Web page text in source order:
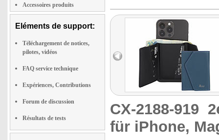
Accessoires produits
Eléments de support:
Téléchargement de notices,
pilotes, vidéos
FAQ service technique
Expériences, Contributions
Forum de discussion
Résultats de tests
CX-2188-919
für iPhone,